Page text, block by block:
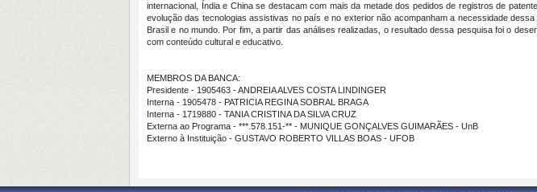
internacional, Índia e China se destacam com mais da metade dos pedidos de registros de
evolução das tecnologias assistivas no país e no exterior não acompanham a necessidade
Brasil e no mundo. Por fim, a partir das análises realizadas, o resultado dessa pesquisa foi o
com conteúdo cultural e educativo.
MEMBROS DA BANCA:
Presidente - 1905463 - ANDREIA ALVES COSTA LINDINGER
Interna - 1905478 - PATRICIA REGINA SOBRAL BRAGA
Interna - 1719880 - TANIA CRISTINA DA SILVA CRUZ
Externa ao Programa - ***.578.151-** - MUNIQUE GONÇALVES GUIMARÃES - UnB
Externo à Instituição - GUSTAVO ROBERTO VILLAS BOAS - UFOB